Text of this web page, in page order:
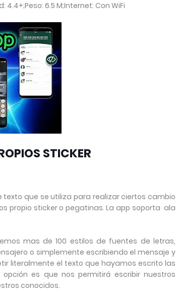
4.4+;Peso: 6.5 M;Internet: Con WiFi
STICKER
que se utiliza para realizar ciertos cambio
propio sticker o pegatinas. La app soporta ala
mas de 100 estilos de fuentes de letras,
o simplemente escribiendo el mensaje y
literalmente el texto que hayamos escrito las
es que nos permitirá escribir nuestros
conocidos.